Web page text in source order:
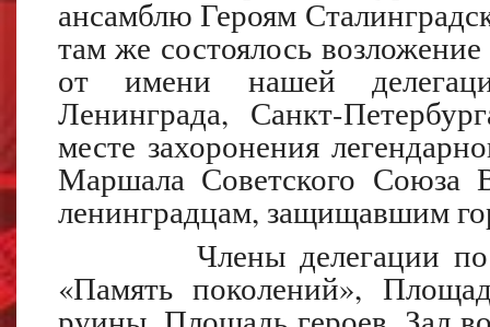
ансамблю Героям
там же состоялось
от имени нашей
Ленинграда, Санкт-
месте захоронения
Маршала Советского Союза
ленинградцам, защищавшим
Члены делегации
«Память поколений»,